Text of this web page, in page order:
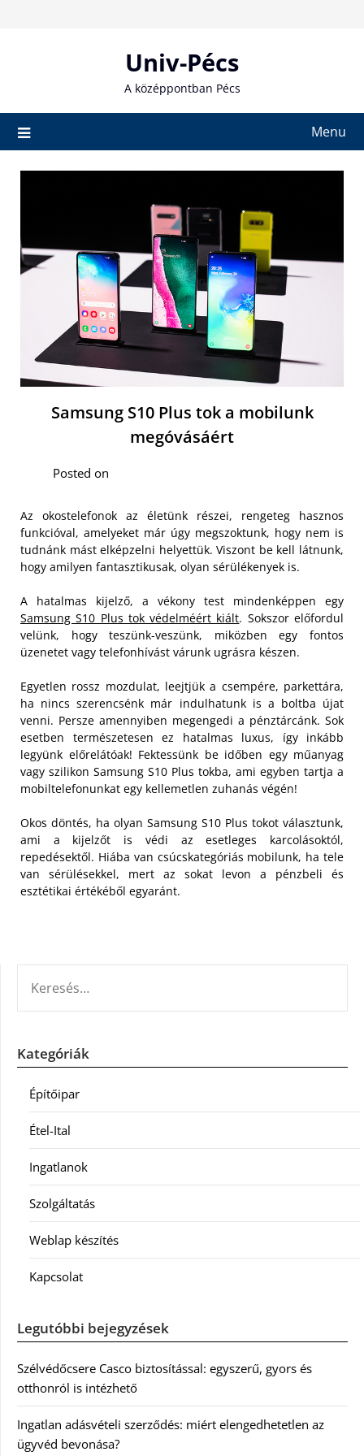
Univ-Pécs
A középpontban Pécs
Menu
Samsung S10 Plus tok a mobilunk
megóvásáért
Posted on
Az okostelefonok az életünk részei, rengeteg hasznos
funkcióval, amelyeket már úgy megszoktunk, hogy nem is
tudnánk mást elképzelni helyettük. Viszont be kell látnunk,
hogy amilyen fantasztikusak, olyan sérülékenyek is.
A hatalmas kijelző, a vékony test mindenképpen egy
Samsung S10 Plus tok védelméért kiált. Sokszor előfordul
velünk, hogy teszünk-veszünk, miközben egy fontos
üzenetet vagy telefonhívást várunk ugrásra készen.
Egyetlen rossz mozdulat, leejtjük a csempére, parkettára,
ha nincs szerencsénk már indulhatunk is a boltba újat
venni. Persze amennyiben megengedi a pénztárcánk. Sok
esetben természetesen ez hatalmas luxus, így inkább
legyünk előrelátóak! Fektessünk be időben egy műanyag
vagy szilikon Samsung S10 Plus tokba, ami egyben tartja a
mobiltelefonunkat egy kellemetlen zuhanás végén!
Okos döntés, ha olyan Samsung S10 Plus tokot választunk,
ami a kijelzőt is védi az esetleges karcolásoktól,
repedésektől. Hiába van csúcskategóriás mobilunk, ha tele
van sérülésekkel, mert az sokat levon a pénzbeli és
esztétikai értékéből egyaránt.
Kategóriák
Építőipar
Étel-Ital
Ingatlanok
Szolgáltatás
Weblap készítés
Kapcsolat
Legutóbbi bejegyzések
Szélvédőcsere Casco biztosítással: egyszerű, gyors és
otthonról is intézhető
Ingatlan adásvételi szerződés: miért elengedhetetlen az
ügyvéd bevonása?